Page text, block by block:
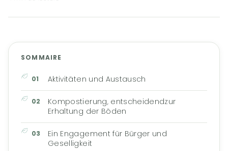
SOMMAIRE
Aktivitäten und Austausch
Kompostierung, entscheidendzur
Erhaltung der Böden
Ein Engagement für Bürger und
Geselligkeit